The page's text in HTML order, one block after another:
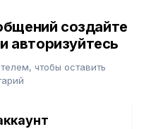
создайте
авторизуйтесь
чтобы оставить